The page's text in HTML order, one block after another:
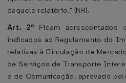
daquele relatório." (NR).
Art. 2º Ficam acrescentados
indicados ao Regulamento do
relativas à Circulação de
de Serviços de Transporte
e de Comunicação, aprovado